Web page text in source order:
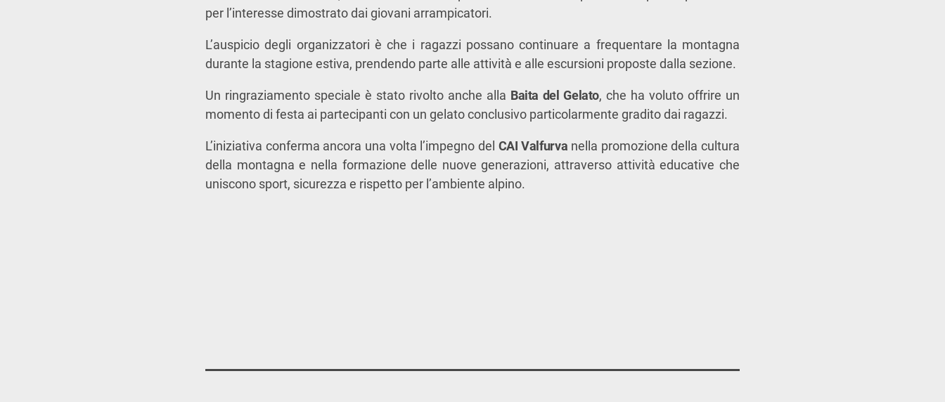
per l’interesse dimostrato dai giovani arrampicatori.
L’auspicio degli organizzatori è che i ragazzi possano continuare a frequentare la montagna
durante la stagione estiva, prendendo parte alle attività e alle escursioni proposte dalla sezione.
Un ringraziamento speciale è stato rivolto anche alla Baita del Gelato, che ha voluto offrire un
momento di festa ai partecipanti con un gelato conclusivo particolarmente gradito dai ragazzi.
L’iniziativa conferma ancora una volta l’impegno del CAI Valfurva nella promozione della cultura
della montagna e nella formazione delle nuove generazioni, attraverso attività educative che
uniscono sport, sicurezza e rispetto per l’ambiente alpino.